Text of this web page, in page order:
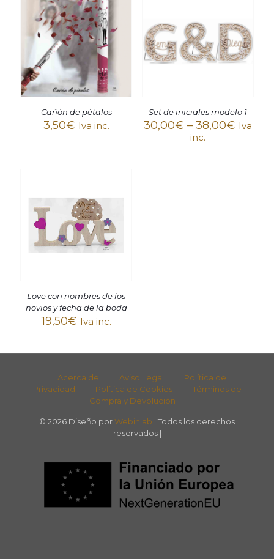
Cañón de pétalos
3,50€ Iva inc.
Set de iniciales modelo 1
30,00€ – 38,00€ Iva
inc.
Love con nombres de los
novios y fecha de la boda
19,50€ Iva inc.
Acerca de Aviso Legal
Política de
Privacidad
Política de Cookies
Términos de
Compra y Devolución
© 2026 Diseño por Webinlab | Todos los derechos
reservados |